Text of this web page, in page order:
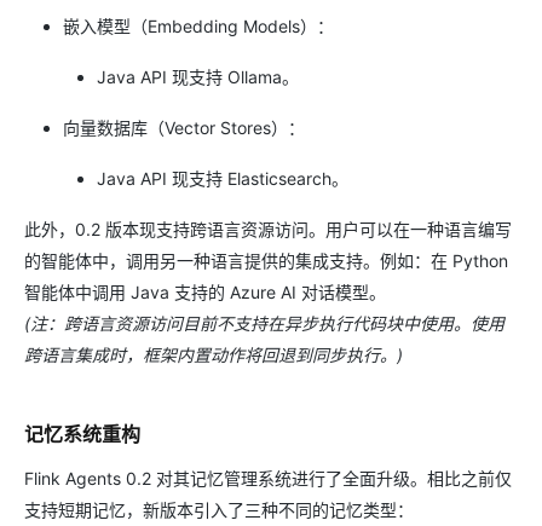
嵌入模型（Embedding Models）：
Java API 现支持 Ollama。
向量数据库（Vector Stores）：
Java API 现支持 Elasticsearch。
此外，0.2 版本现支持跨语言资源访问。用户可以在一种语言编写
的智能体中，调用另一种语言提供的集成支持。例如：在 Python
智能体中调用 Java 支持的 Azure AI 对话模型。
(注：跨语言资源访问目前不支持在异步执行代码块中使用。使用
跨语言集成时，框架内置动作将回退到同步执行。)
记忆系统重构
Flink Agents 0.2 对其记忆管理系统进行了全面升级。相比之前仅
支持短期记忆，新版本引入了三种不同的记忆类型：